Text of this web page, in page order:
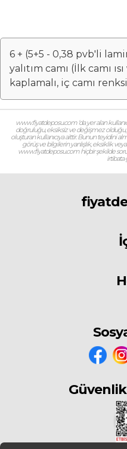
6 + (5+5 - 0,38 pvb'li
yalıtım camı (İlk camı
kaplamalı, iç camı
www.fiyatdeposu.com ‘da yer alan
doğruluğu, eksiksiz ve değişmez olduğu,
oluşturan kullanıcıya aittir. Bunun teyidini
görüş ve bilgilerin yanlışlık, eksiklik
www.fiyatdeposu.com hiçbir şekilde
irtibata